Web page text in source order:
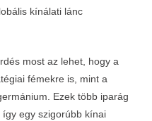
kínálati lánc
most az lehet, hogy a
fémekre is, mint a
Ezek több iparág
egy szigorúbb kínai